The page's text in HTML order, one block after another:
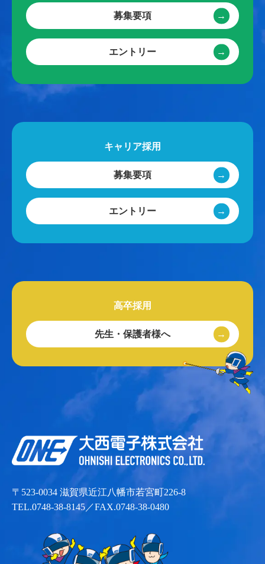
募集要項
エントリー
キャリア採用
募集要項
エントリー
高卒採用
先生・保護者様へ
〒523-0034 滋賀県近江八幡市若宮町226-8
TEL.0748-38-8145／FAX.0748-38-0480